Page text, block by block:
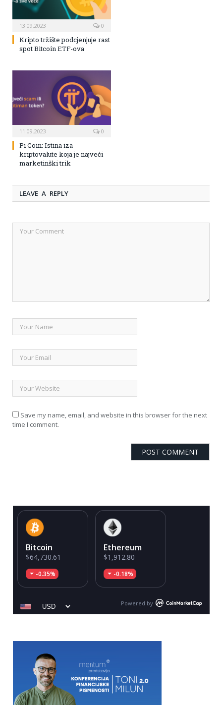
13.09.2023 0
Kripto tržište podcjenjuje rast
spot Bitcoin ETF-ova
11.09.2023 0
Pi Coin: Istina iza
kriptovalute koja je najveći
marketinški trik
LEAVE A REPLY
Save my name, email, and website in this browser for the next
time I comment.
Bitcoin
$64,730.61
-0.35%
Ethereum
$1,912.80
-0.18%
Powered by